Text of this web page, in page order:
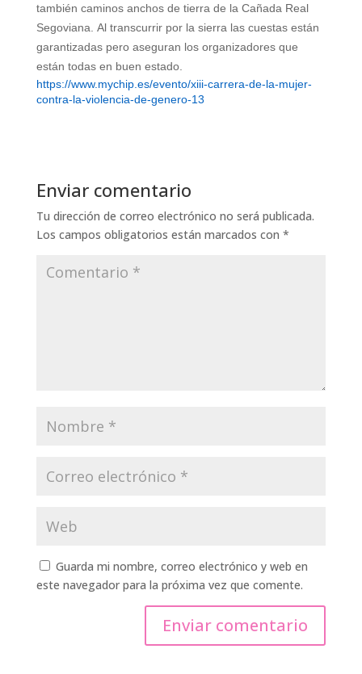
también caminos anchos de tierra de la Cañada Real
Segoviana. Al transcurrir por la sierra las cuestas están
garantizadas pero aseguran los organizadores que
están todas en buen estado.
https://www.mychip.es/evento/xiii-carrera-de-la-mujer-
contra-la-violencia-de-genero-13
Enviar comentario
Tu dirección de correo electrónico no será publicada.
Los campos obligatorios están marcados con *
Guarda mi nombre, correo electrónico y web en
este navegador para la próxima vez que comente.